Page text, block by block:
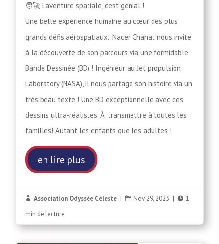
🧑‍🚀 L’aventure spatiale, c’est génial !
Une belle expérience humaine au cœur des plus
grands défis aérospatiaux. Nacer Chahat nous invite
à la découverte de son parcours via une formidable
Bande Dessinée (BD) ! Ingénieur au Jet propulsion
Laboratory (NASA), il nous partage son histoire via un
très beau texte ! Une BD exceptionnelle avec des
dessins ultra-réalistes. À transmettre à toutes les
familles! Autant les enfants que les adultes !
en lire plus
 Association Odyssée Céleste |  Nov 29, 2023 |  1
min de lecture